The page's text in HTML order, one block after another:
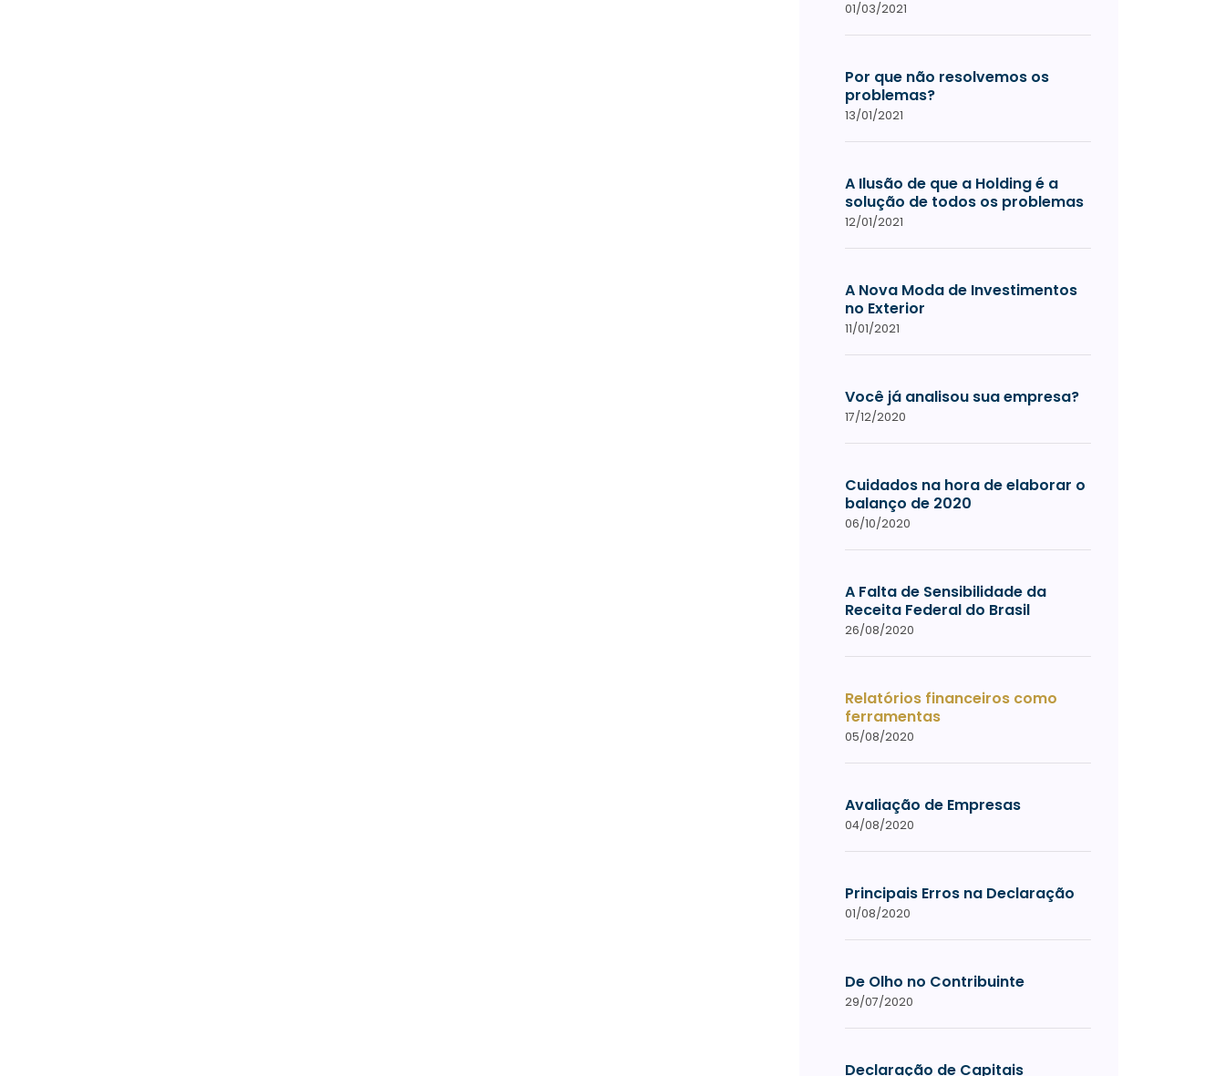
01/03/2021
Por que não resolvemos os
problemas?
13/01/2021
A Ilusão de que a Holding é a
solução de todos os problemas
12/01/2021
A Nova Moda de Investimentos
no Exterior
11/01/2021
Você já analisou sua empresa?
17/12/2020
Cuidados na hora de elaborar o
balanço de 2020
06/10/2020
A Falta de Sensibilidade da
Receita Federal do Brasil
26/08/2020
Relatórios financeiros como
ferramentas
05/08/2020
Avaliação de Empresas
04/08/2020
Principais Erros na Declaração
01/08/2020
De Olho no Contribuinte
29/07/2020
Declaração de Capitais